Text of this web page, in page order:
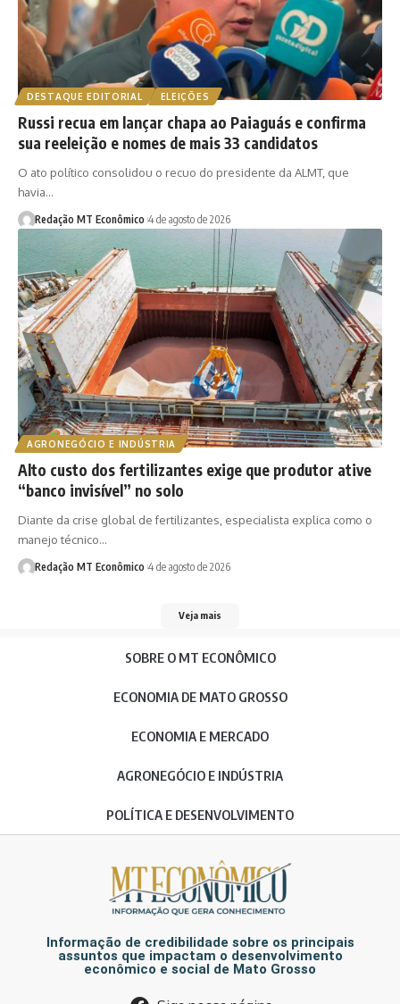
DESTAQUE EDITORIAL ELEIÇÕES
Russi recua em lançar chapa ao Paiaguás e confirma
sua reeleição e nomes de mais 33 candidatos
O ato político consolidou o recuo do presidente da ALMT, que
havia…
Redação MT Econômico 4 de agosto de 2026
AGRONEGÓCIO E INDÚSTRIA
Alto custo dos fertilizantes exige que produtor ative
“banco invisível” no solo
Diante da crise global de fertilizantes, especialista explica como o
manejo técnico…
Redação MT Econômico 4 de agosto de 2026
Veja mais
SOBRE O MT ECONÔMICO
ECONOMIA DE MATO GROSSO
ECONOMIA E MERCADO
AGRONEGÓCIO E INDÚSTRIA
POLÍTICA E DESENVOLVIMENTO
Informação de credibilidade sobre os principais
assuntos que impactam o desenvolvimento
econômico e social de Mato Grosso